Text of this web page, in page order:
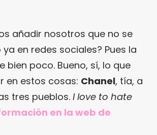
añadir nosotros que no se
en redes sociales? Pues la
bien poco. Bueno, sí, lo que
en estos cosas: Chanel, tía, a
tres pueblos. I love to hate
en la web de